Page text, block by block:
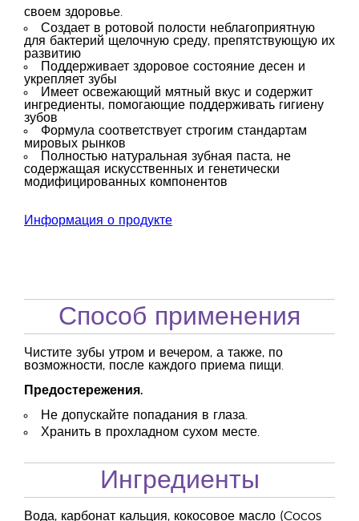
своем здоровье.
Создает в ротовой полости неблагоприятную
для бактерий щелочную среду, препятствующую их
развитию
Поддерживает здоровое состояние десен и
укрепляет зубы
Имеет освежающий мятный вкус и содержит
ингредиенты, помогающие поддерживать гигиену
зубов
Формула соответствует строгим стандартам
мировых рынков
Полностью натуральная зубная паста, не
содержащая искусственных и генетически
модифицированных компонентов
Информация о продукте
Способ применения
Чистите зубы утром и вечером, а также, по
возможности, после каждого приема пищи.
Предостережения.
Не допускайте попадания в глаза.
Хранить в прохладном сухом месте.
Ингредиенты
Вода, карбонат кальция, кокосовое масло (Cocos